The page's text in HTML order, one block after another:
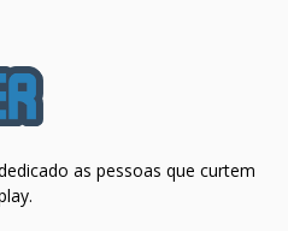
as pessoas que curtem